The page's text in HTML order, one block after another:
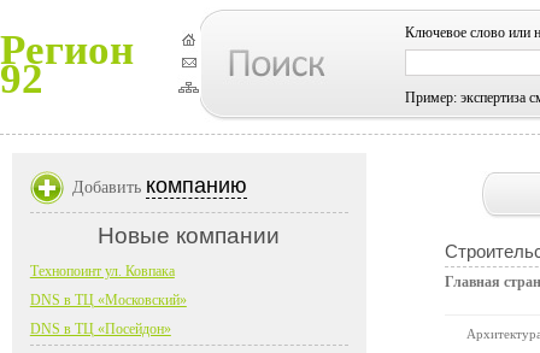
Регион
92
Ключевое слово или
Пример: экспертиза
Главная
Добавить компанию
Новые компании
Технопоинт ул. Ковпака
DNS в ТЦ «Московский»
DNS в ТЦ «Посейдон»